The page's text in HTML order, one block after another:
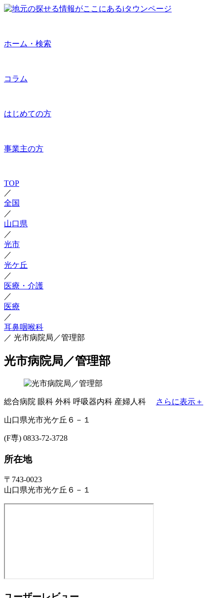
ホーム・検索
コラム
はじめての方
事業主の方
TOP
／
全国
／
山口県
／
光市
／
光ケ丘
／
医療・介護
／
医療
／
耳鼻咽喉科
／ 光市病院局／管理部
光市病院局／管理部
総合病院 眼科 外科 呼吸器内科 産婦人科 さらに表示＋
山口県光市光ケ丘６－１
(F専) 0833-72-3728
所在地
〒743-0023
山口県光市光ケ丘６－１